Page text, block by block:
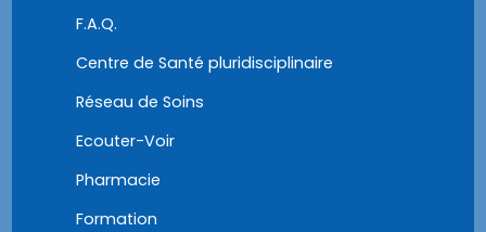
F.A.Q.
Centre de Santé pluridisciplinaire
Réseau de Soins
Ecouter-Voir
Pharmacie
Formation